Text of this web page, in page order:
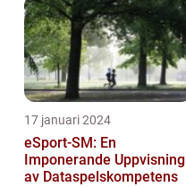
17 januari 2024
eSport-SM: En
Imponerande Uppvisning
av Dataspelskompetens